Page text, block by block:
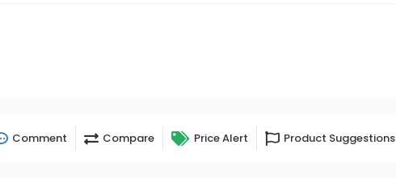
Comment Compare Price Alert Product Suggestions